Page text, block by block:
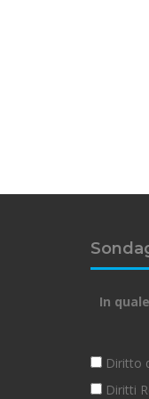
In
Diritto
Diritti